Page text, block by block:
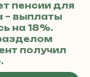
пенсии для
– выплаты
на 18%.
получил